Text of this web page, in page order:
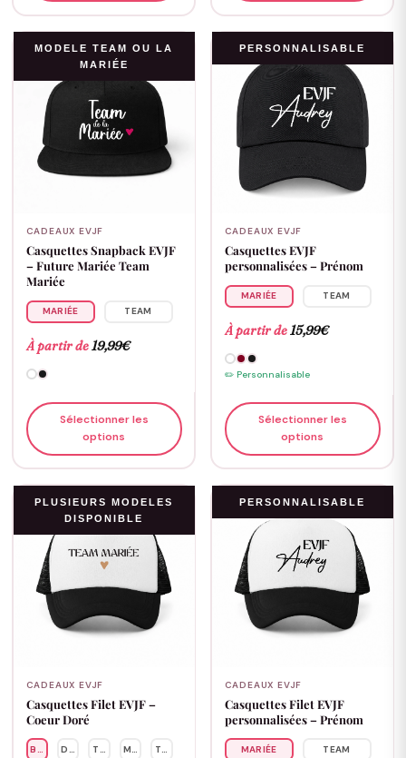
MODELE TEAM OU LA
MARIÉE
CADEAUX EVJF
Casquettes Snapback EVJF
– Future Mariée Team
Mariée
MARIÉE TEAM
À partir de 19,99€
Sélectionner les
options
PERSONNALISABLE
CADEAUX EVJF
Casquettes EVJF
personnalisées – Prénom
MARIÉE TEAM
À partir de 15,99€
✏️ Personnalisable
Sélectionner les
options
PLUSIEURS MODELES
DISPONIBLE
CADEAUX EVJF
Casquettes Filet EVJF –
Coeur Doré
BRIDE DEMOISELLE
TÉMOINMARIÉETEAM
PERSONNALISABLE
CADEAUX EVJF
Casquettes Filet EVJF
personnalisées – Prénom
MARIÉE TEAM